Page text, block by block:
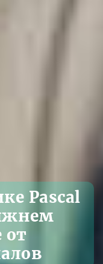
Pascal
от